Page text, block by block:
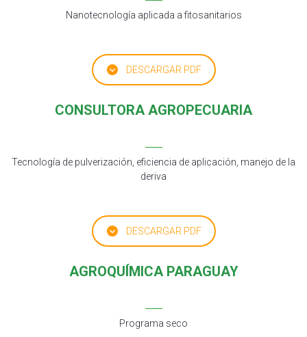
Nanotecnología aplicada a fitosanitarios
DESCARGAR PDF
CONSULTORA AGROPECUARIA
Tecnología de pulverización, eficiencia de aplicación, manejo de la
deriva
DESCARGAR PDF
AGROQUÍMICA PARAGUAY
Programa seco